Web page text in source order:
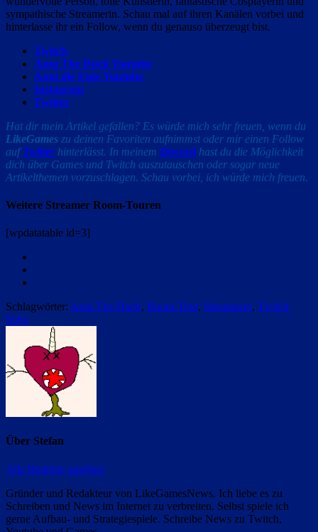
sympathische Streamerin. Schau mal auf ihren Kanälen vorbei und
hinterlasse ihr ein Follow, wenn du genauso überzeugt bist.
Twitch
Anni The Duck Youtube
Anni die Ente Youtube
Instagram
Twitter
Hat dir mein Artikel gefallen? Es würde mich sehr freuen, wenn du
LikeGames zu deinen Favoriten aufnimmst oder mir einen Follow
aufTwitter hinterlässt. In meinem Discord hast du die Möglichkeit
dich über Games und Twitch auszutauschen oder sogar neue
Artikelthemen vorzuschlagen. Schau vorbei, ich würde mich freuen.
Weitere Streamer Room-Touren
[wpdatatable id=3]
Schlagwörter: Anni The Duck, Room Tour, Streamerin, Twitch
Subs
Über Stefan
Alle Beiträge ansehen
Gründer und Redakteur von LikeGamesNews. Ich liebe es zu
Schreiben und News im Internet zu verbreiten. Selbst spiele ich
gerne Aufbau- und Strategiespiele. Schreibe News zu Twitch,